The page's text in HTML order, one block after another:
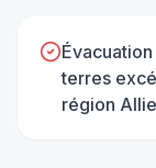
terres
région